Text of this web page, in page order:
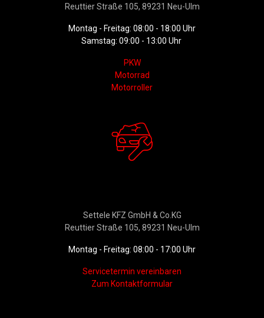
Reuttier Straße 105, 89231 Neu-Ulm
Montag - Freitag: 08:00 - 18:00 Uhr
Samstag: 09:00 - 13:00 Uhr
PKW
Motorrad
Motorroller
Settele KFZ GmbH & Co.KG
Reuttier Straße 105, 89231 Neu-Ulm
Montag - Freitag: 08:00 - 17:00 Uhr
Servicetermin vereinbaren
Zum Kontaktformular